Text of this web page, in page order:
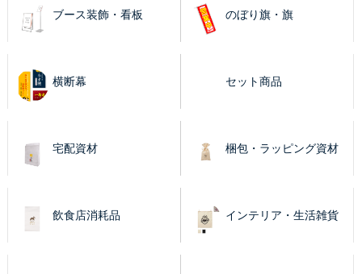
ブース装飾・看板 のぼり旗・旗
横断幕 セット商品
宅配資材 梱包・ラッピング資材
飲食店消耗品 インテリア・生活雑貨